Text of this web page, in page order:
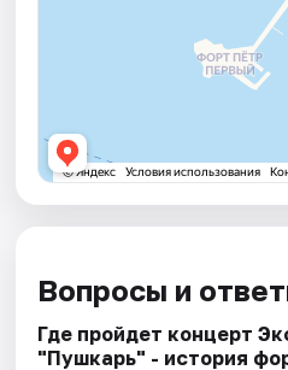
Вопросы и
Где пройдет концерт
"Пушкарь" - история